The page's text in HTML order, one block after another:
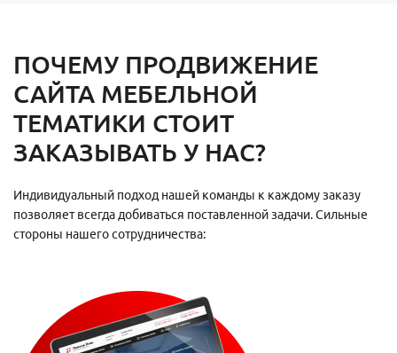
ПОЧЕМУ ПРОДВИЖЕНИЕ
САЙТА МЕБЕЛЬНОЙ
ТЕМАТИКИ СТОИТ
ЗАКАЗЫВАТЬ У НАС?
Индивидуальный подход нашей команды к каждому заказу
позволяет всегда добиваться поставленной задачи. Сильные
стороны нашего сотрудничества: